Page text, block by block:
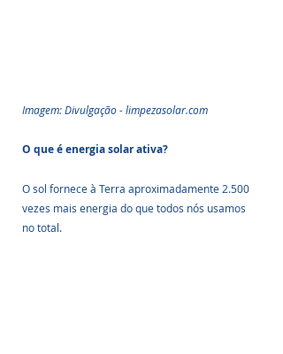
Imagem: Divulgação - limpezasolar.com
O que é energia solar ativa?
O sol fornece à Terra aproximadamente 2.500
vezes mais energia do que todos nós usamos
no total.